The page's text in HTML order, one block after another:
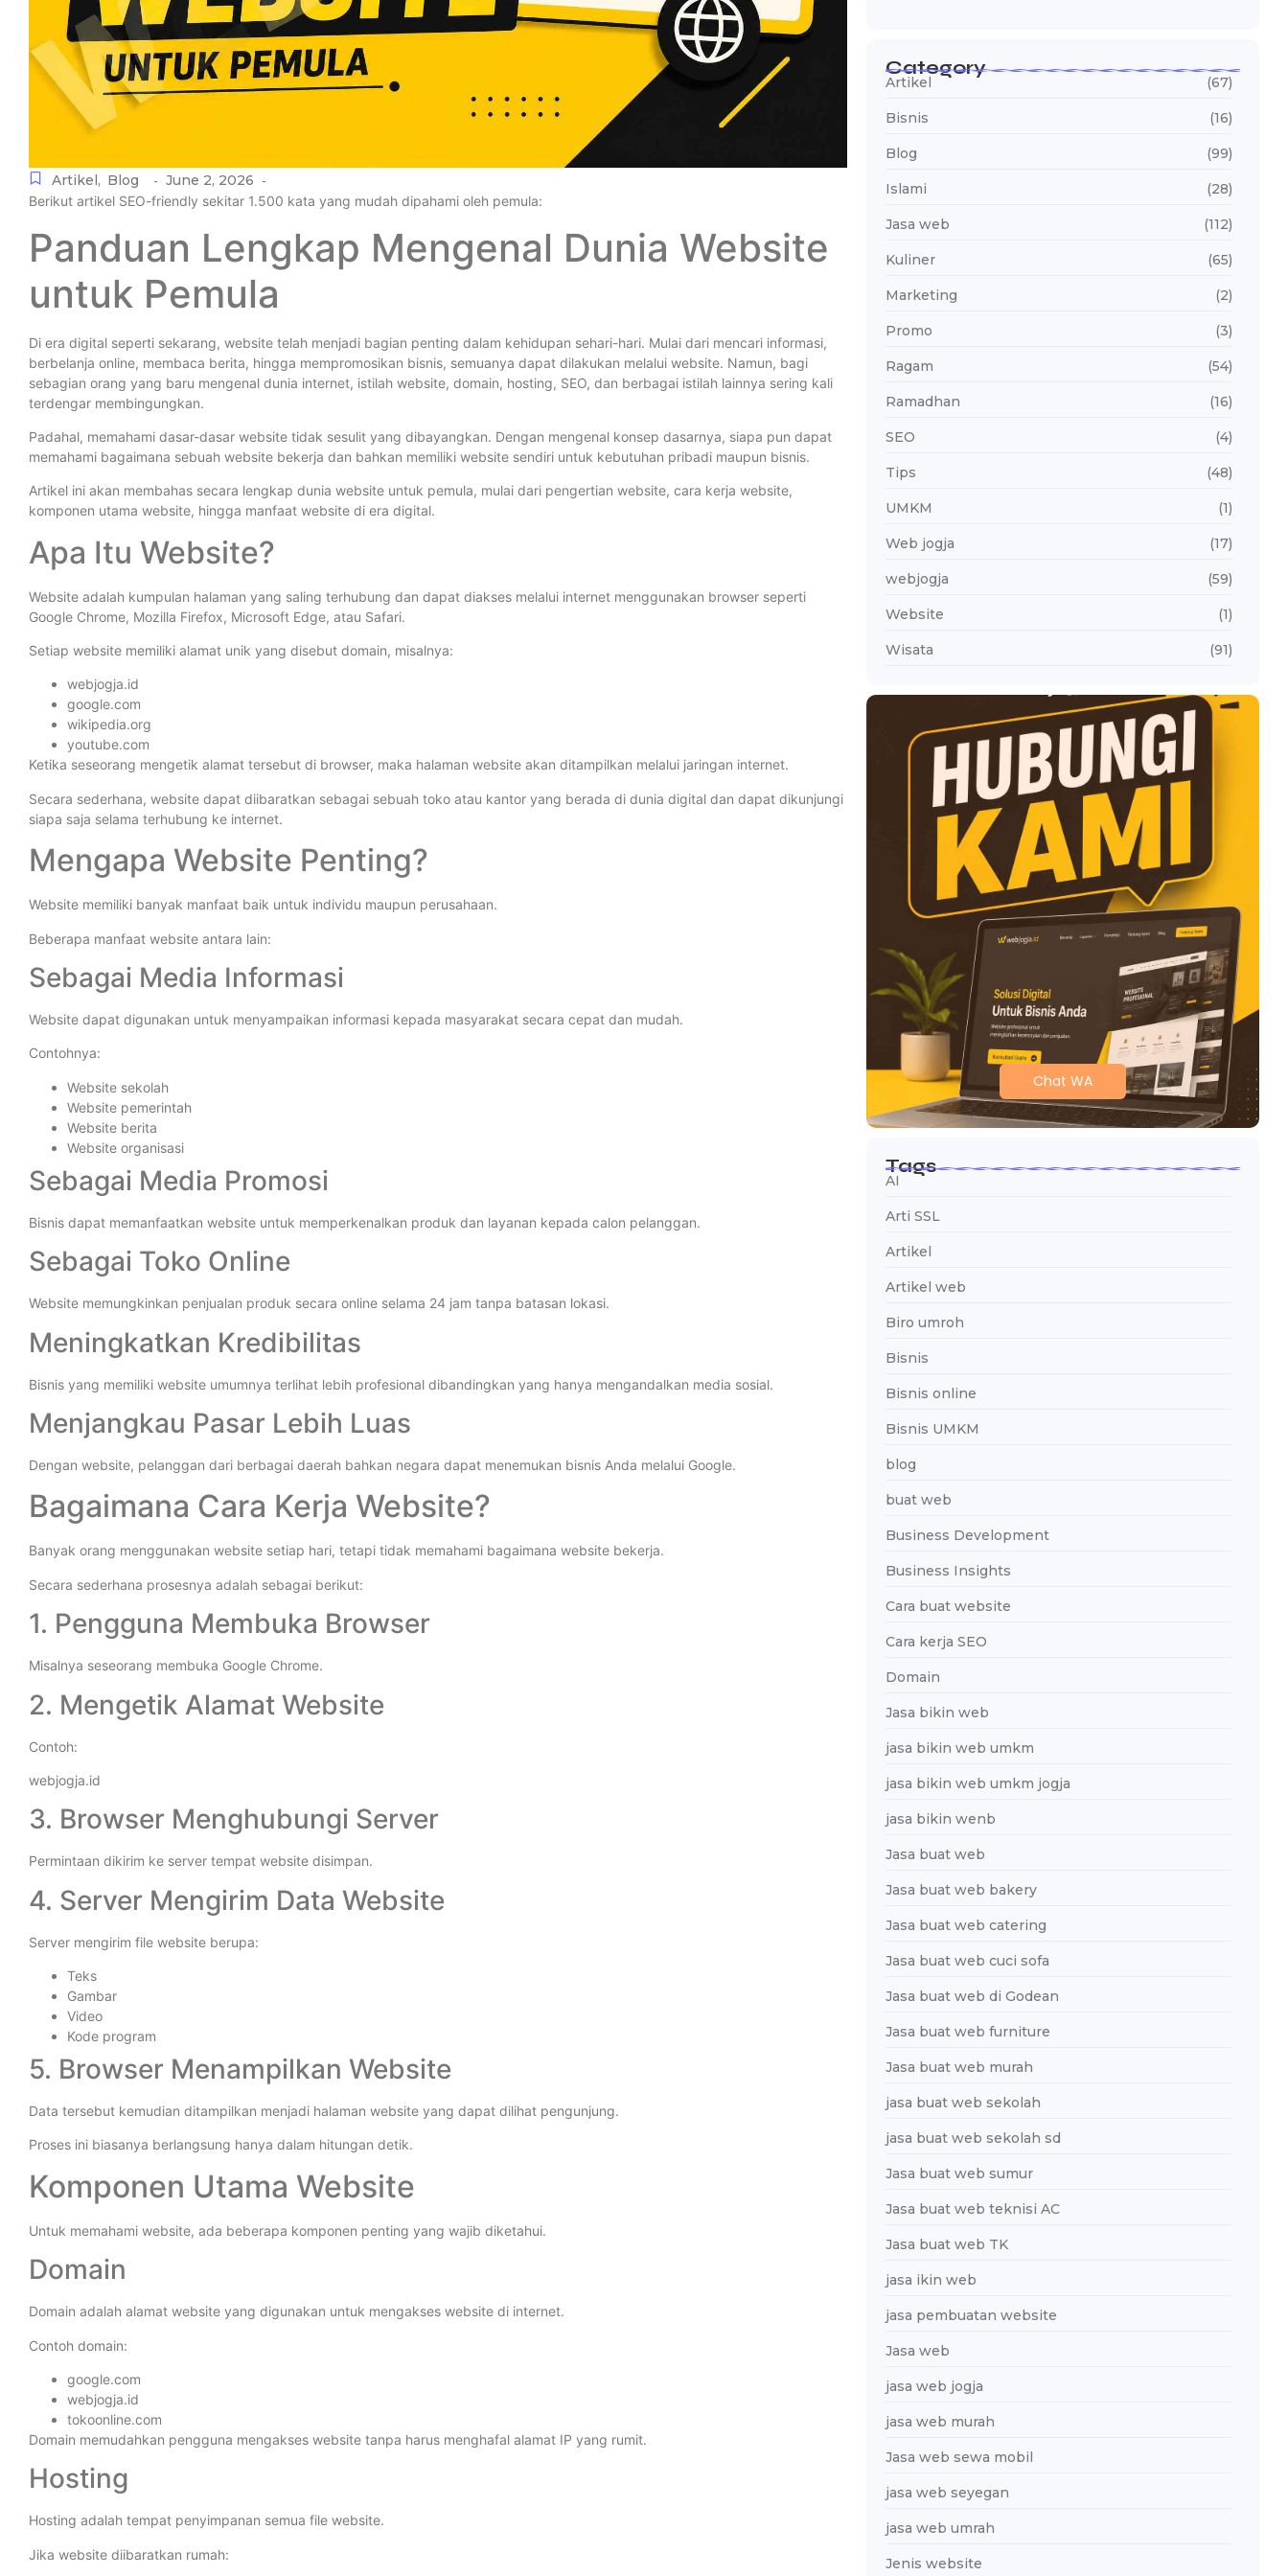
Artikel, Blog - June 2, 2026 -
Berikut artikel SEO-friendly sekitar 1.500 kata yang mudah dipahami oleh pemula:
Panduan Lengkap Mengenal Dunia Website
untuk Pemula
Di era digital seperti sekarang, website telah menjadi bagian penting dalam kehidupan sehari-hari. Mulai dari mencari informasi,
berbelanja online, membaca berita, hingga mempromosikan bisnis, semuanya dapat dilakukan melalui website. Namun, bagi
sebagian orang yang baru mengenal dunia internet, istilah website, domain, hosting, SEO, dan berbagai istilah lainnya sering kali
terdengar membingungkan.
Padahal, memahami dasar-dasar website tidak sesulit yang dibayangkan. Dengan mengenal konsep dasarnya, siapa pun dapat
memahami bagaimana sebuah website bekerja dan bahkan memiliki website sendiri untuk kebutuhan pribadi maupun bisnis.
Artikel ini akan membahas secara lengkap dunia website untuk pemula, mulai dari pengertian website, cara kerja website,
komponen utama website, hingga manfaat website di era digital.
Apa Itu Website?
Website adalah kumpulan halaman yang saling terhubung dan dapat diakses melalui internet menggunakan browser seperti
Google Chrome, Mozilla Firefox, Microsoft Edge, atau Safari.
Setiap website memiliki alamat unik yang disebut domain, misalnya:
webjogja.id
google.com
wikipedia.org
youtube.com
Ketika seseorang mengetik alamat tersebut di browser, maka halaman website akan ditampilkan melalui jaringan internet.
Secara sederhana, website dapat diibaratkan sebagai sebuah toko atau kantor yang berada di dunia digital dan dapat dikunjungi
siapa saja selama terhubung ke internet.
Mengapa Website Penting?
Website memiliki banyak manfaat baik untuk individu maupun perusahaan.
Beberapa manfaat website antara lain:
Sebagai Media Informasi
Website dapat digunakan untuk menyampaikan informasi kepada masyarakat secara cepat dan mudah.
Contohnya:
Website sekolah
Website pemerintah
Website berita
Website organisasi
Sebagai Media Promosi
Bisnis dapat memanfaatkan website untuk memperkenalkan produk dan layanan kepada calon pelanggan.
Sebagai Toko Online
Website memungkinkan penjualan produk secara online selama 24 jam tanpa batasan lokasi.
Meningkatkan Kredibilitas
Bisnis yang memiliki website umumnya terlihat lebih profesional dibandingkan yang hanya mengandalkan media sosial.
Menjangkau Pasar Lebih Luas
Dengan website, pelanggan dari berbagai daerah bahkan negara dapat menemukan bisnis Anda melalui Google.
Bagaimana Cara Kerja Website?
Banyak orang menggunakan website setiap hari, tetapi tidak memahami bagaimana website bekerja.
Secara sederhana prosesnya adalah sebagai berikut:
1. Pengguna Membuka Browser
Misalnya seseorang membuka Google Chrome.
2. Mengetik Alamat Website
Contoh:
webjogja.id
3. Browser Menghubungi Server
Permintaan dikirim ke server tempat website disimpan.
4. Server Mengirim Data Website
Server mengirim file website berupa:
Teks
Gambar
Video
Kode program
5. Browser Menampilkan Website
Data tersebut kemudian ditampilkan menjadi halaman website yang dapat dilihat pengunjung.
Proses ini biasanya berlangsung hanya dalam hitungan detik.
Komponen Utama Website
Untuk memahami website, ada beberapa komponen penting yang wajib diketahui.
Domain
Domain adalah alamat website yang digunakan untuk mengakses website di internet.
Contoh domain:
google.com
webjogja.id
tokoonline.com
Domain memudahkan pengguna mengakses website tanpa harus menghafal alamat IP yang rumit.
Hosting
Hosting adalah tempat penyimpanan semua file website.
Jika website diibaratkan rumah:
Category
Artikel (67)
Bisnis (16)
Blog (99)
Islami (28)
Jasa web (112)
Kuliner (65)
Marketing (2)
Promo (3)
Ragam (54)
Ramadhan (16)
SEO (4)
Tips (48)
UMKM (1)
Web jogja (17)
webjogja (59)
Website (1)
Wisata (91)
Chat WA
Tags
AI
Arti SSL
Artikel
Artikel web
Biro umroh
Bisnis
Bisnis online
Bisnis UMKM
blog
buat web
Business Development
Business Insights
Cara buat website
Cara kerja SEO
Domain
Jasa bikin web
jasa bikin web umkm
jasa bikin web umkm jogja
jasa bikin wenb
Jasa buat web
Jasa buat web bakery
Jasa buat web catering
Jasa buat web cuci sofa
Jasa buat web di Godean
Jasa buat web furniture
Jasa buat web murah
jasa buat web sekolah
jasa buat web sekolah sd
Jasa buat web sumur
Jasa buat web teknisi AC
Jasa buat web TK
jasa ikin web
jasa pembuatan website
Jasa web
jasa web jogja
jasa web murah
Jasa web sewa mobil
jasa web seyegan
jasa web umrah
Jenis website